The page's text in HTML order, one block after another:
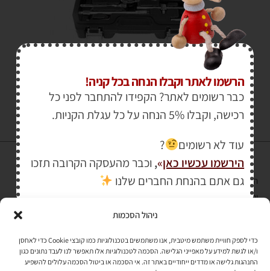
ניהול הסכמות
כדי לספק חוויית משתמש מיטבית, אנו משתמשים בטכנולוגיות כמו קובצי Cookie כדי לאחסן
ו/או לגשת למידע על מאפייני הגלישה. הסכמה לטכנולוגיות אלו תאפשר לנו לעבד נתונים כגון
התנהגות גלישה או מדדים ייחודיים באתר זה. אי הסכמה או ביטול הסכמה עלולים להשפיע
והעומד בתקן אבטחה PCI DSS Level-1
לתקנון האתר»
הרשמו לאתר וקבלו הנחה בכל קניה!
כבר רשומים לאתר? הקפידו להתחבר לפני כל
רכישה, וקבלו 5% הנחה על כל עגלת הקניות.
עוד לא רשומים
?
הירשמו עכשיו כאן»
, וכבר מהעסקה הקרובה תזכו
גם אתם בהנחת החברים שלנו